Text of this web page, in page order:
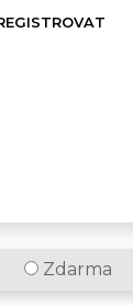
Zdarma